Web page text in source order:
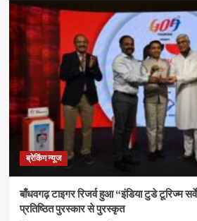
ब्रेकिंग न्यूज
बाँधवगढ़ टाइगर रिजर्व हुआ “इंडिया टुडे टूरिज्म
प्रतिष्ठित पुरस्कार से पुरस्कृत